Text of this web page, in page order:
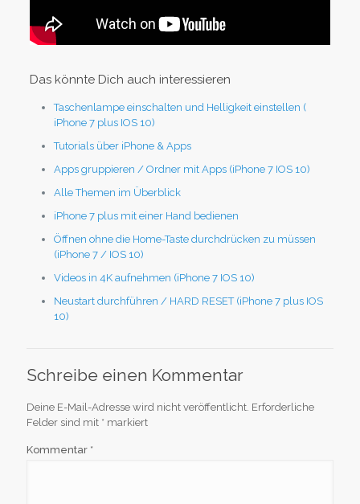
Das könnte Dich auch interessieren
Taschenlampe einschalten und Helligkeit einstellen (
iPhone 7 plus IOS 10)
Tutorials über iPhone & Apps
Apps gruppieren / Ordner mit Apps (iPhone 7 IOS 10)
Alle Themen im Überblick
iPhone 7 plus mit einer Hand bedienen
Öffnen ohne die Home-Taste durchdrücken zu müssen
(iPhone 7 / IOS 10)
Videos in 4K aufnehmen (iPhone 7 IOS 10)
Neustart durchführen / HARD RESET (iPhone 7 plus IOS
10)
Schreibe einen Kommentar
Deine E-Mail-Adresse wird nicht veröffentlicht. Erforderliche
Felder sind mit * markiert
Kommentar *